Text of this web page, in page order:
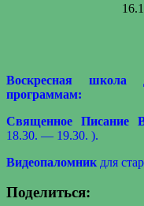
Воскресная школа
программам:
Священное Писание
18.30. — 19.30. ).
Видеопаломник для
Поделиться: